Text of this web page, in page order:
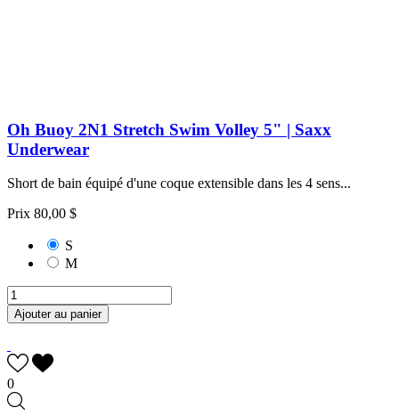
Oh Buoy 2N1 Stretch Swim Volley 5" | Saxx
Underwear
Short de bain équipé d'une coque extensible dans les 4 sens...
Prix 80,00 $
S
M
Ajouter au panier
0